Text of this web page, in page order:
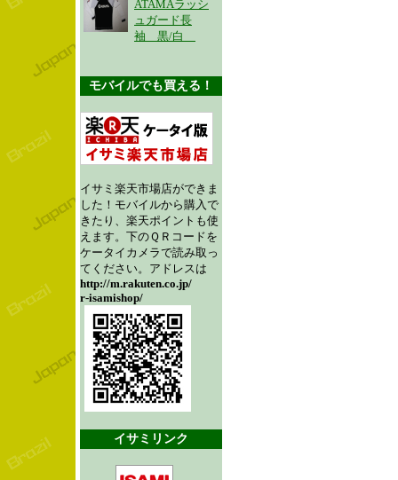
ATAMAラッシ
ュガード長
袖 黒/白
モバイルでも買える！
イサミ楽天市場店ができま
した！モバイルから購入で
きたり、楽天ポイントも使
えます。下のＱＲコードを
ケータイカメラで読み取っ
てください。アドレスは
http://m.rakuten.co.jp/
r-isamishop/
イサミリンク